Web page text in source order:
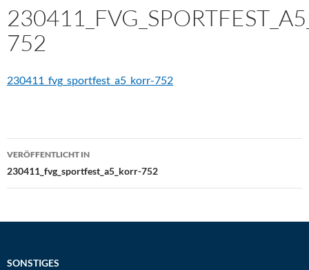
Inhalt
springen
752
230411_fvg_sportfest_a5_korr-752
Beitragsnavigation
VERÖFFENTLICHT IN
230411_fvg_sportfest_a5_korr-752
SONSTIGES